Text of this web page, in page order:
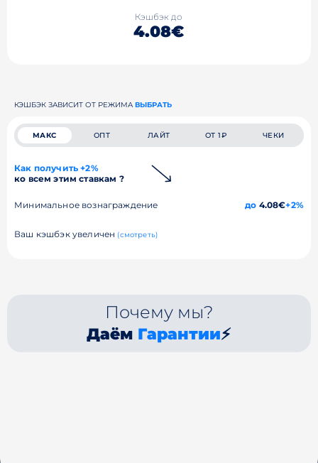
Кэшбэк до
4.08€
КЭШБЭК ЗАВИСИТ ОТ РЕЖИМА ВЫБРАТЬ
МАКС ОПТ ЛАЙТ ОТ 1₽ ЧЕКИ
Как получить +2%
ко всем этим ставкам ?
Минимальное вознаграждение до 4.08€+2%
Ваш кэшбэк увеличен (смотреть)
Почему мы?
Даём Гарантии⚡